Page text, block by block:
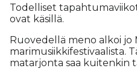
To­del­li­set
ovat kä­sil­lä.
Ruo­ve­del­lä meno al­koi jo
ma­ri­mu­siik­ki­fes­ti­vaa­lis­ta.
ma­tar­jon­ta saa kui­ten­kin